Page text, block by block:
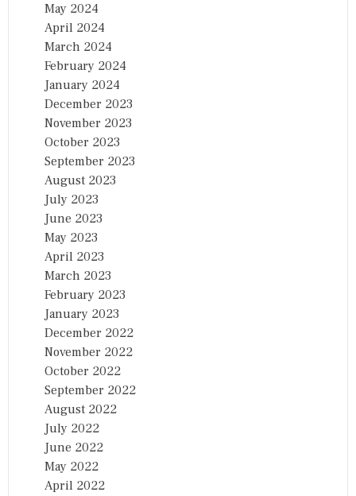
May 2024
April 2024
March 2024
February 2024
January 2024
December 2023
November 2023
October 2023
September 2023
August 2023
July 2023
June 2023
May 2023
April 2023
March 2023
February 2023
January 2023
December 2022
November 2022
October 2022
September 2022
August 2022
July 2022
June 2022
May 2022
April 2022